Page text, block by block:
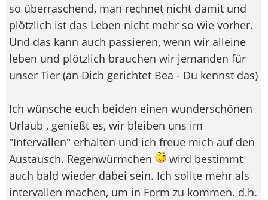
so überraschend, man rechnet nicht damit und
plötzlich ist das Leben nicht mehr so wie vorher.
Und das kann auch passieren, wenn wir alleine
leben und plötzlich brauchen wir jemanden für
unser Tier (an Dich gerichtet Bea - Du kennst das)
Ich wünsche euch beiden einen wunderschönen
Urlaub , genießt es, wir bleiben uns im
"Intervallen" erhalten und ich freue mich auf den
Austausch. Regenwürmchen
wird bestimmt
auch bald wieder dabei sein. Ich sollte mehr als
intervallen machen, um in Form zu kommen. d.h.